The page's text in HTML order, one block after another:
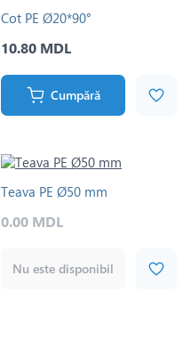
Cot PE Ø20*90°
10.80 MDL
Cumpără
Teava PE Ø50 mm
0.00 MDL
Nu este disponibil